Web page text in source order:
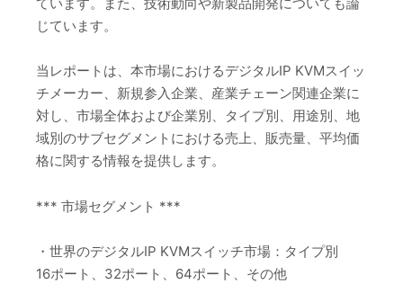
じています。
当レポートは、本市場におけるデジタルIP KVMスイッ
チメーカー、新規参入企業、産業チェーン関連企業に
対し、市場全体および企業別、タイプ別、用途別、地
域別のサブセグメントにおける売上、販売量、平均価
格に関する情報を提供します。
*** 市場セグメント ***
・世界のデジタルIP KVMスイッチ市場：タイプ別
16ポート、32ポート、64ポート、その他